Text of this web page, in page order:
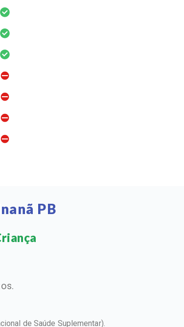
PB
de Saúde Suplementar).